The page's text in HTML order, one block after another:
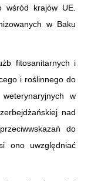
wśród krajów UE.
w Baku
fitosanitarnych i
i roślinnego do
w
nad
do
ono uwzględniać